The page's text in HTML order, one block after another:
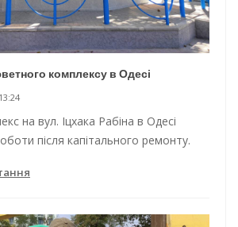
комплексу в Одесі
на вул. Іцхака Рабіна в Одесі
після капітального ремонту.